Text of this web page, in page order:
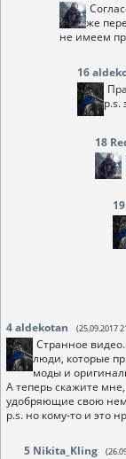
же
не имеем
16
p.s.
18
19
4aldekotan (25.09.2017
Странное
люди, которые
моды и
А теперь скажите
удобряющие свою
p.s. но кому-то и это
5 Nikita_Kling